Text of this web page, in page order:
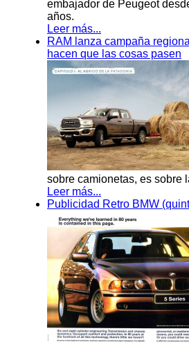
embajador de Peugeot
años.
Leer más...
RAM lanza campaña
hacen que las cosas pasen
sobre camionetas, es sobre
Leer más...
Publicidad Retro BMW